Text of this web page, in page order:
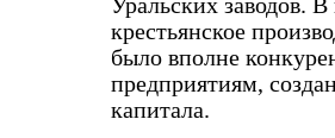
Уральских заводов.
крестьянское
было вполне
предприятиям,
капитала.